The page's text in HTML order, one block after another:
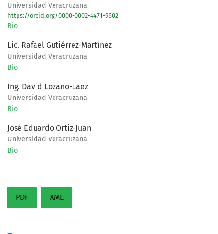
Universidad Veracruzana
https://orcid.org/0000-0002-4471-9602
Bio
Lic. Rafael Gutiérrez-Martínez
Universidad Veracruzana
Bio
Ing. David Lozano-Laez
Universidad Veracruzana
Bio
José Eduardo Ortiz-Juan
Universidad Veracruzana
Bio
PDF XML